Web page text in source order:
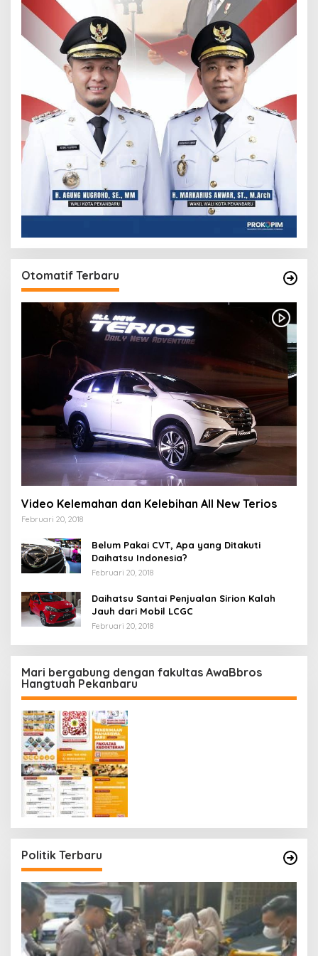
Otomatif Terbaru
Video Kelemahan dan Kelebihan All New Terios
Februari 20, 2018
Belum Pakai CVT, Apa yang Ditakuti
Daihatsu Indonesia?
Februari 20, 2018
Daihatsu Santai Penjualan Sirion Kalah
Jauh dari Mobil LCGC
Februari 20, 2018
Mari bergabung dengan fakultas AwaBbros
Hangtuah Pekanbaru
Politik Terbaru